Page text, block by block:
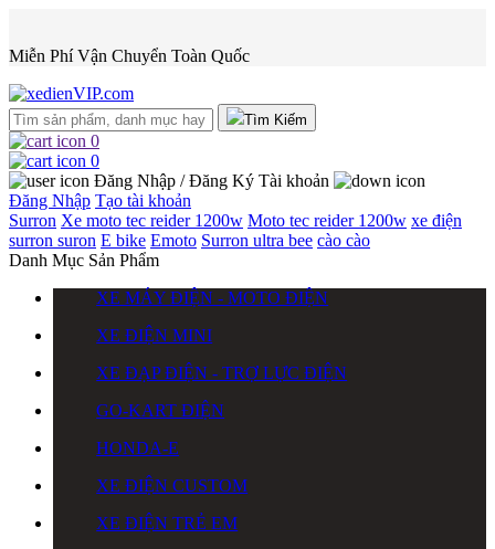
Miễn Phí Vận Chuyển Toàn Quốc
Tìm Kiếm
0
0
Đăng Nhập / Đăng Ký Tài khoản
Đăng Nhập Tạo tài khoản
Surron Xe moto tec reider 1200w Moto tec reider 1200w xe điện
surron suron E bike Emoto Surron ultra bee cào cào
Danh Mục Sản Phẩm
XE MÁY ĐIỆN - MOTO ĐIỆN
XE ĐIỆN MINI
XE ĐẠP ĐIỆN - TRỢ LỰC ĐIỆN
GO-KART ĐIỆN
HONDA-E
XE ĐIỆN CUSTOM
XE ĐIỆN TRẺ EM